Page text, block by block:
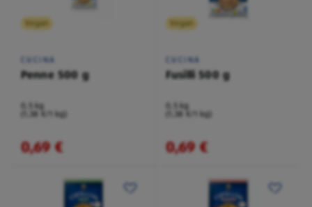
Vegan
CUCINA
Penne 500 g
0,5 kg
(1,38 €/1 kg)
0,69 €
Vegan
CUCINA
Fusilli 500 g
0,5 kg
(1,38 €/1 kg)
0,69 €